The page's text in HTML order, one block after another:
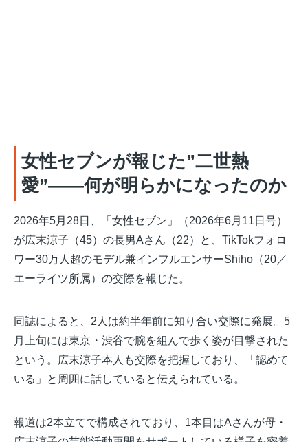
女性セブンが報じた”二世熱
愛”——何が明らかになったのか
2026年5月28日、「女性セブン」（2026年6月11日号）
が広末涼子（45）の長男Aさん（22）と、TikTokフォロ
ワー30万人超のモデル兼インフルエンサーShiho（20／
エーライツ所属）の交際を報じた。
同誌によると、2人は約半年前に知り合い交際に発展。5
月上旬には東京・渋谷で腕を組んで歩く姿が目撃された
という。広末涼子本人も交際を把握しており、「認めて
いる」と周囲に話していると伝えられている。
報道は2本立てで構成されており、1本目はAさんが母・